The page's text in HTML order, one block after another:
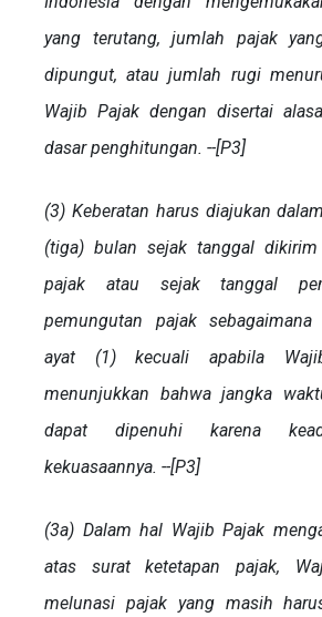
yang terutang, jumlah pajak
dipungut, atau jumlah rugi
Wajib Pajak dengan disertai
dasar penghitungan. --[P3]
(3) Keberatan harus diajukan
(tiga) bulan sejak tanggal dikirim
pajak atau sejak tanggal
pemungutan pajak
ayat (1) kecuali apabila
menunjukkan bahwa jangka
dapat dipenuhi karena
kekuasaannya. --[P3]
(3a) Dalam hal Wajib Pajak
atas surat ketetapan pajak,
melunasi pajak yang masih